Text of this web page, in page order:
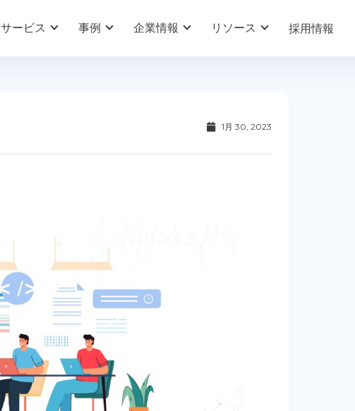
サービス 事例 企業情報 リソース 採用情報
1月 30, 2023